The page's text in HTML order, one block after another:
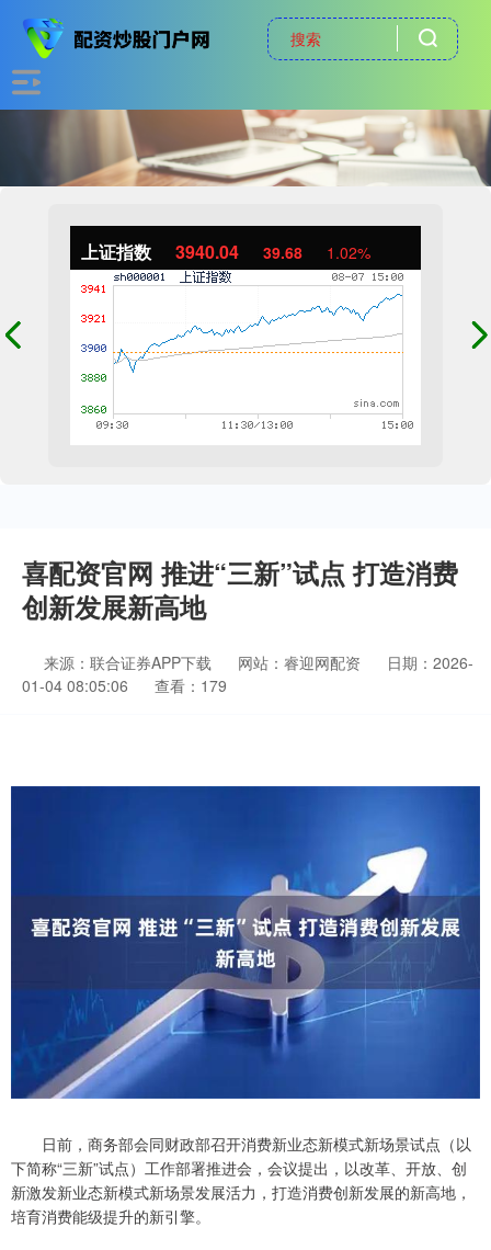
上证指数 3940.04 39.68 1.02%
喜配资官网 推进“三新”试点 打造消费
创新发展新高地
来源：联合证券APP下载 网站：睿迎网配资
日期：2026-
01-04 08:05:06
查看：179
日前，商务部会同财政部召开消费新业态新模式新场景试点（以
下简称“三新”试点）工作部署推进会，会议提出，以改革、开放、创
新激发新业态新模式新场景发展活力，打造消费创新发展的新高地，
培育消费能级提升的新引擎。